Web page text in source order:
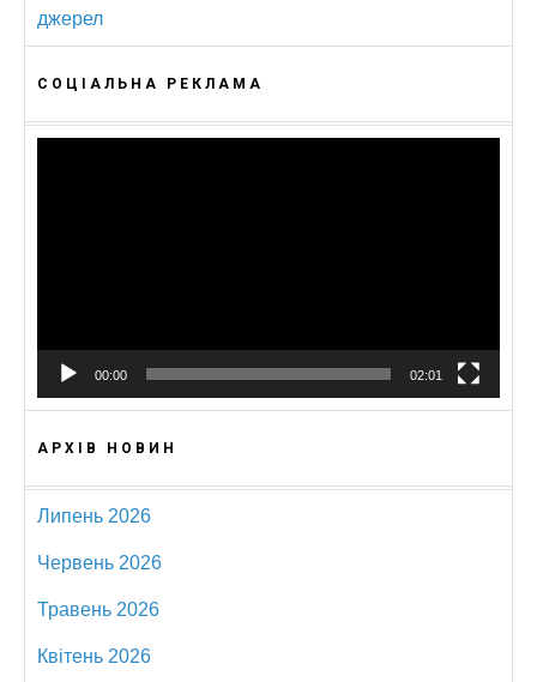
джерел
СОЦІАЛЬНА РЕКЛАМА
00:00 02:01
АРХІВ НОВИН
Липень 2026
Червень 2026
Травень 2026
Квітень 2026